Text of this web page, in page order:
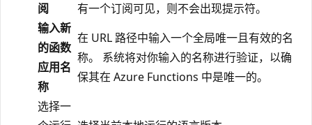
阅
有一个订阅可见，则不会出现提示符。
输入新
的函数
应用名
称
在 URL 路径中输入一个全局唯一且有效的名
称。 系统将对你输入的名称进行验证，以确
保其在 Azure Functions 中是唯一的。
选择一